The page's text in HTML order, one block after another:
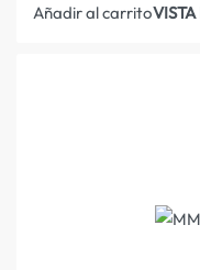
Añadir al carrito